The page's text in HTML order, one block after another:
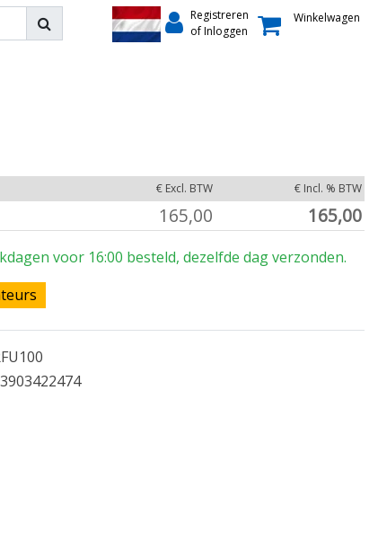
Registreren
of Inloggen
Winkelwagen
€ Excl. BTW € Incl. % BTW
165,00 165,00
voor 16:00 besteld, dezelfde dag verzonden.